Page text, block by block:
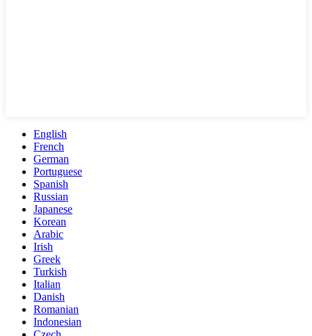
English
French
German
Portuguese
Spanish
Russian
Japanese
Korean
Arabic
Irish
Greek
Turkish
Italian
Danish
Romanian
Indonesian